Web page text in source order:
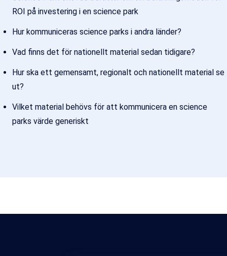
ROI på investering i en science park
Hur kommuniceras science parks i andra länder?
Vad finns det för nationellt material sedan tidigare?
Hur ska ett gemensamt, regionalt och nationellt material se
ut?
Vilket material behövs för att kommunicera en science
parks värde generiskt